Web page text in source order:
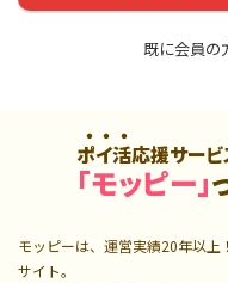
既に会員の
ポイ活応援サービ
「モッピー」
モッピーは、運営実績20年以上
サイト。